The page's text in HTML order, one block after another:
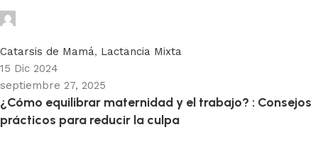
Catarsis de Mamá, Lactancia Mixta
15 Dic 2024
septiembre 27, 2025
¿Cómo equilibrar maternidad y el trabajo? : Consejos
prácticos para reducir la culpa